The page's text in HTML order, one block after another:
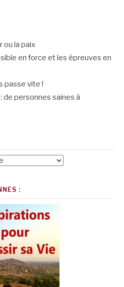
ou la paix
en force et les épreuves en
passe vite !
de personnes saines à
: